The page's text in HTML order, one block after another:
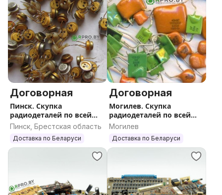
Договорная
Пинск. Скупка
радиодеталей по всей
Беларуси
Пинск, Брестская область
Доставка по Беларуси
Договорная
Могилев. Скупка
радиодеталей по всей
Беларуси
Могилев
Доставка по Беларуси